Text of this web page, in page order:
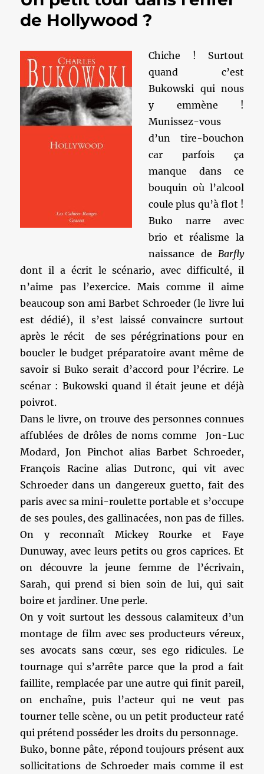
de Hollywood ?
Chiche ! Surtout
quand c’est
Bukowski qui nous
y emmène !
Munissez-vous
d’un tire-bouchon
car parfois ça
manque dans ce
bouquin où l’alcool
coule plus qu’à flot !
Buko narre avec
brio et réalisme la
naissance de Barfly
dont il a écrit le scénario, avec difficulté, il
n’aime pas l’exercice. Mais comme il aime
beaucoup son ami Barbet Schroeder (le livre lui
est dédié), il s’est laissé convaincre surtout
après le récit de ses pérégrinations pour en
boucler le budget préparatoire avant même de
savoir si Buko serait d’accord pour l’écrire. Le
scénar : Bukowski quand il était jeune et déjà
poivrot.
Dans le livre, on trouve des personnes connues
affublées de drôles de noms comme Jon-Luc
Modard, Jon Pinchot alias Barbet Schroeder,
François Racine alias Dutronc, qui vit avec
Schroeder dans un dangereux guetto, fait des
paris avec sa mini-roulette portable et s’occupe
de ses poules, des gallinacées, non pas de filles.
On y reconnaît Mickey Rourke et Faye
Dunuway, avec leurs petits ou gros caprices. Et
on découvre la jeune femme de l’écrivain,
Sarah, qui prend si bien soin de lui, qui sait
boire et jardiner. Une perle.
On y voit surtout les dessous calamiteux d’un
montage de film avec ses producteurs véreux,
ses avocats sans cœur, ses ego ridicules. Le
tournage qui s’arrête parce que la prod a fait
faillite, remplacée par une autre qui finit pareil,
on enchaîne, puis l’acteur qui ne veut pas
tourner telle scène, ou un petit producteur raté
qui prétend posséder les droits du personnage.
Buko, bonne pâte, répond toujours présent aux
sollicitations de Schroeder mais comme il est